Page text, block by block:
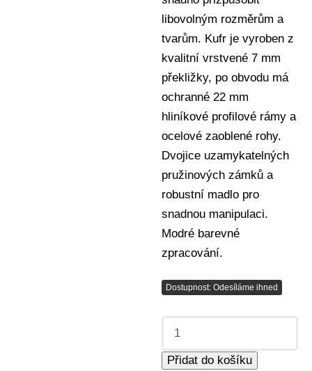
libovolným rozměrům a
tvarům. Kufr je vyroben z
kvalitní vrstvené 7 mm
překližky, po obvodu má
ochranné 22 mm
hliníkové profilové rámy a
ocelové zaoblené rohy.
Dvojice uzamykatelných
pružinových zámků a
robustní madlo pro
snadnou manipulaci.
Modré barevné
zpracování.
Dostupnost: Odesíláme ihned
Přidat do košíku